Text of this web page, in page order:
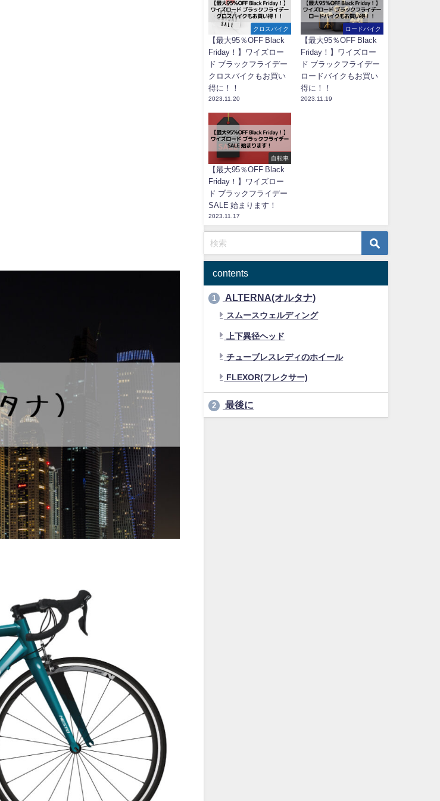
クロスバイク
【最大95％OFF Black
Friday！】ワイズロー
ド ブラックフライデー
クロスバイクもお買い
得に！！
2023.11.20
ロードバイク
【最大95％OFF Black
Friday！】ワイズロー
ド ブラックフライデー
ロードバイクもお買い
得に！！
2023.11.19
自転車
【最大95％OFF Black
Friday！】ワイズロー
ド ブラックフライデー
SALE 始まります！
2023.11.17
contents
1 ALTERNA(オルタナ)
スムースウェルディング
上下異径ヘッド
チューブレスレディのホイール
FLEXOR(フレクサー)
2 最後に